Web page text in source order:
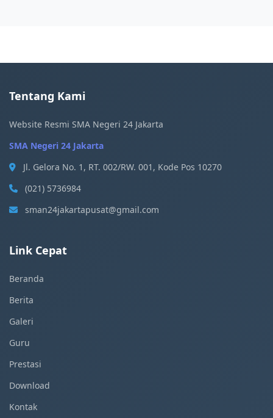
Tentang Kami
Website Resmi SMA Negeri 24 Jakarta
SMA Negeri 24 Jakarta
Jl. Gelora No. 1, RT. 002/RW. 001, Kode Pos 10270
(021) 5736984
sman24jakartapusat@gmail.com
Link Cepat
Beranda
Berita
Galeri
Guru
Prestasi
Download
Kontak